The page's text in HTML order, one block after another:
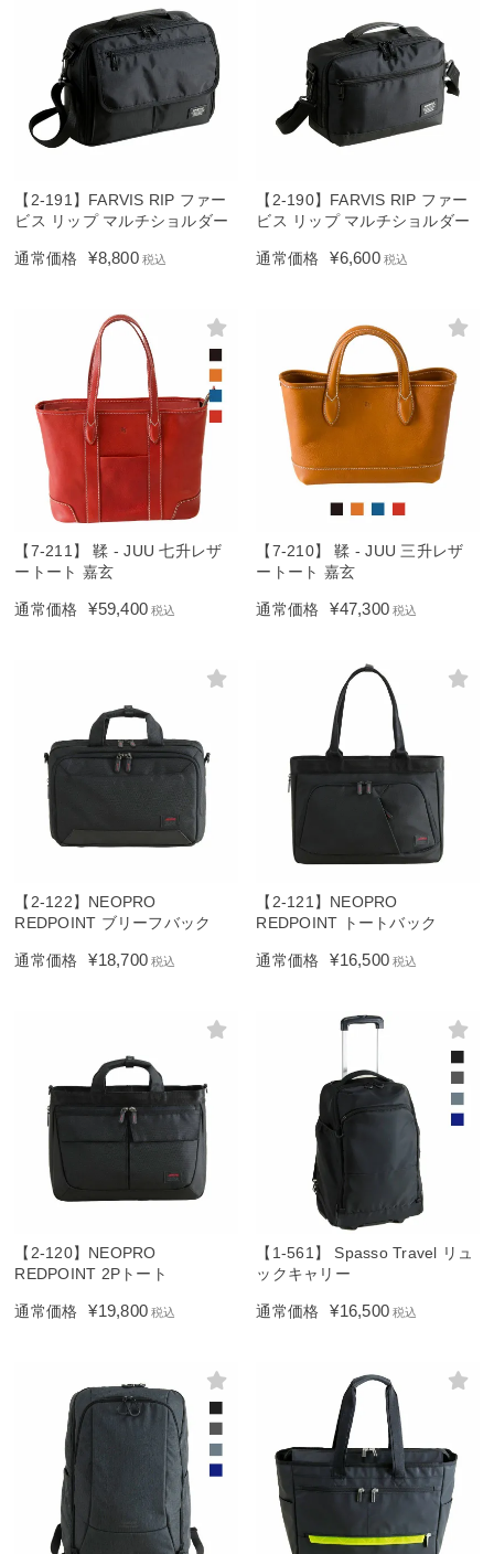
【2-191】FARVIS RIP ファー
ビス リップ マルチショルダー
通常価格 ¥8,800 税込
【2-190】FARVIS RIP ファー
ビス リップ マルチショルダー
通常価格 ¥6,600 税込
【7-211】 鞣 - JUU 七升レザ
ートート 嘉玄
通常価格 ¥59,400 税込
【7-210】 鞣 - JUU 三升レザ
ートート 嘉玄
通常価格 ¥47,300 税込
【2-122】NEOPRO
REDPOINT ブリーフバック
通常価格 ¥18,700 税込
【2-121】NEOPRO
REDPOINT トートバック
通常価格 ¥16,500 税込
【2-120】NEOPRO
REDPOINT 2Pトート
通常価格 ¥19,800 税込
【1-561】 Spasso Travel リュ
ックキャリー
通常価格 ¥16,500 税込